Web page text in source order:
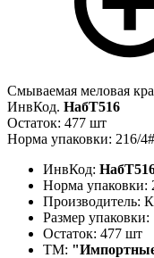
Смываемая меловая
ИнвКод. НабТ516
Остаток: 477 шт
Норма упаковки: 216/4#
ИнвКод:
Норма упаковки:
Производитель:
Размер упаковки:
Остаток: 477 шт
ТМ: